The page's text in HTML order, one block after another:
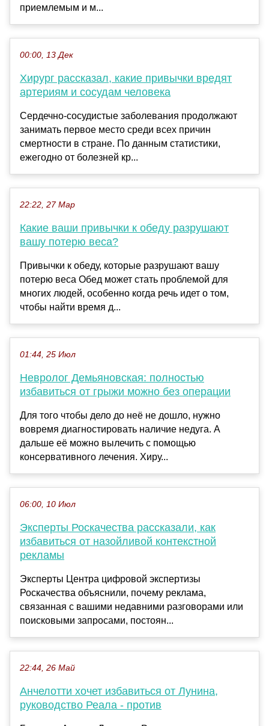
приемлемым и м...
00:00, 13 Дек
Хирург рассказал, какие привычки вредят
артериям и сосудам человека
Сердечно-сосудистые заболевания продолжают
занимать первое место среди всех причин
смертности в стране. По данным статистики,
ежегодно от болезней кр...
22:22, 27 Мар
Какие ваши привычки к обеду разрушают
вашу потерю веса?
Привычки к обеду, которые разрушают вашу
потерю веса Обед может стать проблемой для
многих людей, особенно когда речь идет о том,
чтобы найти время д...
01:44, 25 Июл
Невролог Демьяновская: полностью
избавиться от грыжи можно без операции
Для того чтобы дело до неё не дошло, нужно
вовремя диагностировать наличие недуга. А
дальше её можно вылечить с помощью
консервативного лечения. Хиру...
06:00, 10 Июл
Эксперты Роскачества рассказали, как
избавиться от назойливой контекстной
рекламы
Эксперты Центра цифровой экспертизы
Роскачества объяснили, почему реклама,
связанная с вашими недавними разговорами или
поисковыми запросами, постоян...
22:44, 26 Май
Анчелотти хочет избавиться от Лунина,
руководство Реала - против